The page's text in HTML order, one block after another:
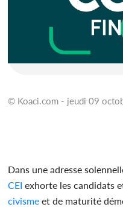
© Koaci.com - jeudi 09
Dans une adresse
CEI exhorte les candidats
civisme et de maturité